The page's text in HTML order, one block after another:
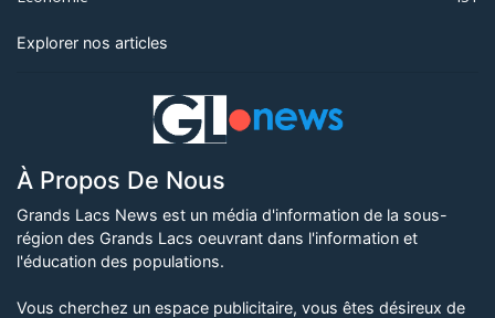
Explorer nos articles
À Propos De Nous
Grands Lacs News est un média d'information de la sous-
région des Grands Lacs oeuvrant dans l'information et
l'éducation des populations.
Vous cherchez un espace publicitaire, vous êtes désireux de